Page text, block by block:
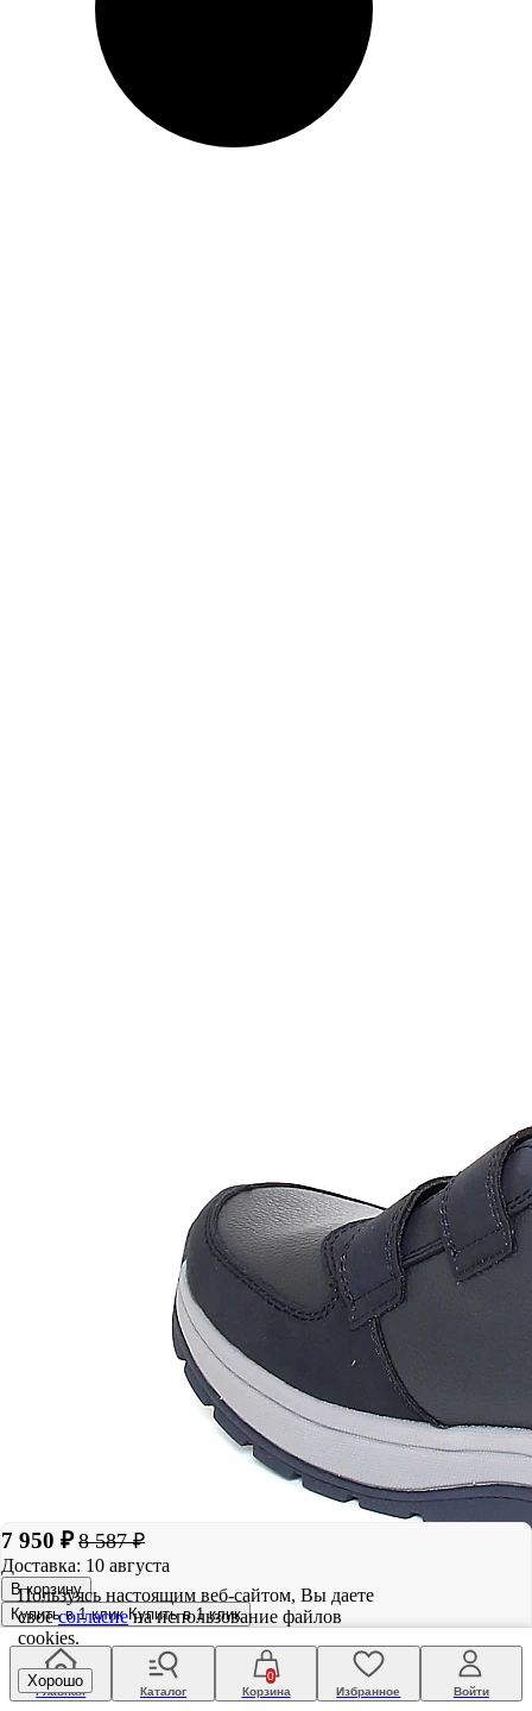
7 950 ₽ 8 587 ₽
Доставка: 10 августа
В корзину
Купить в 1 клик Купить в 1 клик
Главная Каталог
0
Корзина
Избранное Войти
Пользуясь настоящим веб-сайтом, Вы даете
своесогласиена использование файлов
cookies.
Хорошо